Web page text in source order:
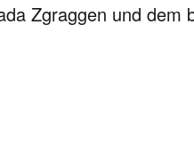
Zgraggen und dem